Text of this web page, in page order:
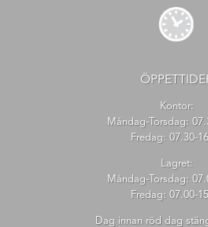
Kontor:
Måndag-Torsdag:
Fredag: 07.30-
Lagret:
Måndag-Torsdag:
Fredag: 07.00-
Dag innan röd dag